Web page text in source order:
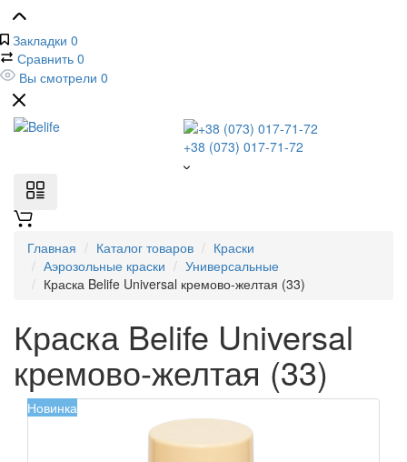
Закладки 0
Сравнить 0
Вы смотрели 0
+38 (073) 017-71-72
Главная Каталог товаров
Краски
Аэрозольные краски
Универсальные
Краска Belife Universal кремово-желтая (33)
Краска Belife Universal
кремово-желтая (33)
Новинка